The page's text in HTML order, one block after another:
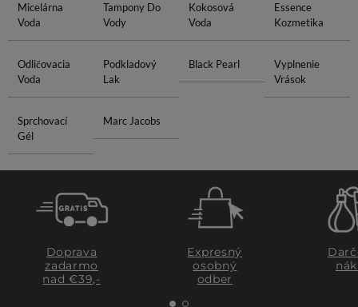
Micelárna
Voda
Tampony Do
Vody
Kokosová
Voda
Essence
Kozmetika
Odličovacia
Voda
Podkladový
Lak
Black Pearl
Vyplnenie
Vrások
Sprchovací
Gél
Marc Jacobs
Doprava
zadarmo
nad €39,-
Expresný
osobný
odber